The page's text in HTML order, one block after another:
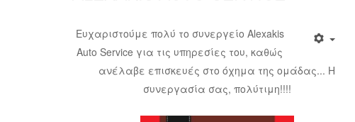
Ευχαριστούμε πολύ το συνεργείο Alexakis
Auto Service για τις υπηρεσίες του, καθώς
ανέλαβε επισκευές στο όχημα της ομάδας... Η
συνεργασία σας, πολύτιμη!!!!